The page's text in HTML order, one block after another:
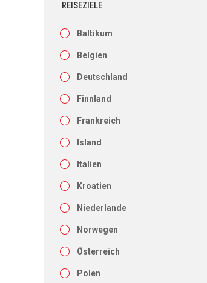
REISEZIELE
Baltikum
Belgien
Deutschland
Finnland
Frankreich
Island
Italien
Kroatien
Niederlande
Norwegen
Österreich
Polen